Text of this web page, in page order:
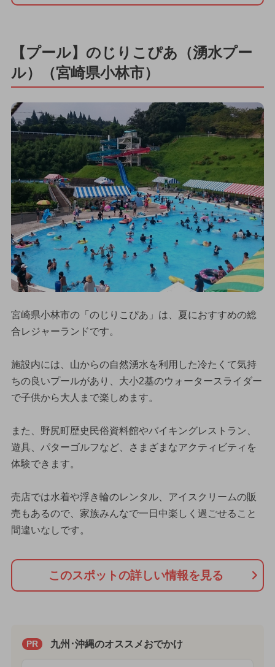
【プール】のじりこぴあ（湧水プー
ル）（宮崎県小林市）
宮崎県小林市の「のじりこぴあ」は、夏におすすめの総
合レジャーランドです。
施設内には、山からの自然湧水を利用した冷たくて気持
ちの良いプールがあり、大小2基のウォータースライダー
で子供から大人まで楽しめます。
また、野尻町歴史民俗資料館やバイキングレストラン、
遊具、パターゴルフなど、さまざまなアクティビティを
体験できます。
売店では水着や浮き輪のレンタル、アイスクリームの販
売もあるので、家族みんなで一日中楽しく過ごせること
間違いなしです。
このスポットの詳しい情報を見る
PR 九州･沖縄のオススメおでかけ